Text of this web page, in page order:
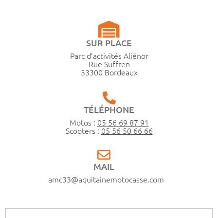
SUR PLACE
Parc d’activités Aliénor
Rue Suffren
33300 Bordeaux
TÉLÉPHONE
Motos : 05 56 69 87 91
Scooters : 05 56 50 66 66
MAIL
amc33@aquitainemotocasse.com